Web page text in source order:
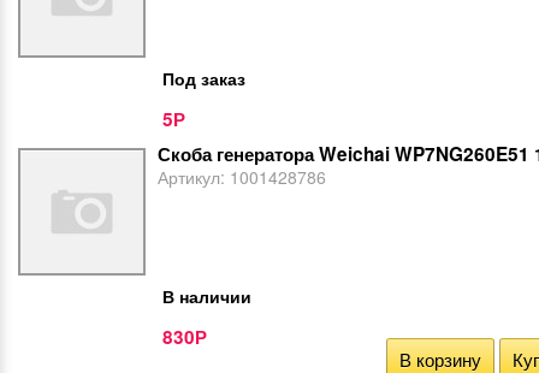
Под заказ
5Р
Скоба генератора Weichai
Артикул: 1001428786
В наличии
830Р
В корзину